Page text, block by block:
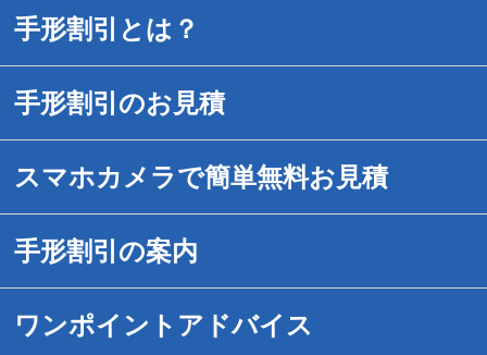
手形割引とは？
手形割引のお見積
スマホカメラで簡単無料お見積
手形割引の案内
手形割引のご案内
ワンポイントアドバイス